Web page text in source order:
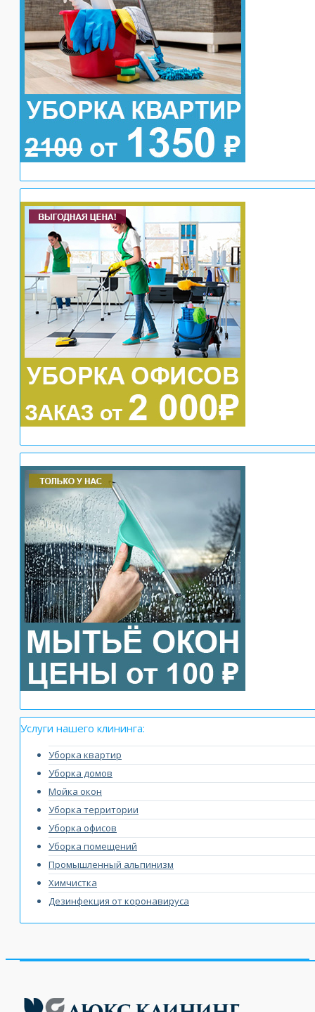
Услуги нашего клининга:
Уборка квартир
Уборка домов
Мойка окон
Уборка территории
Уборка офисов
Уборка помещений
Промышленный альпинизм
Химчистка
Дезинфекция от коронавируса